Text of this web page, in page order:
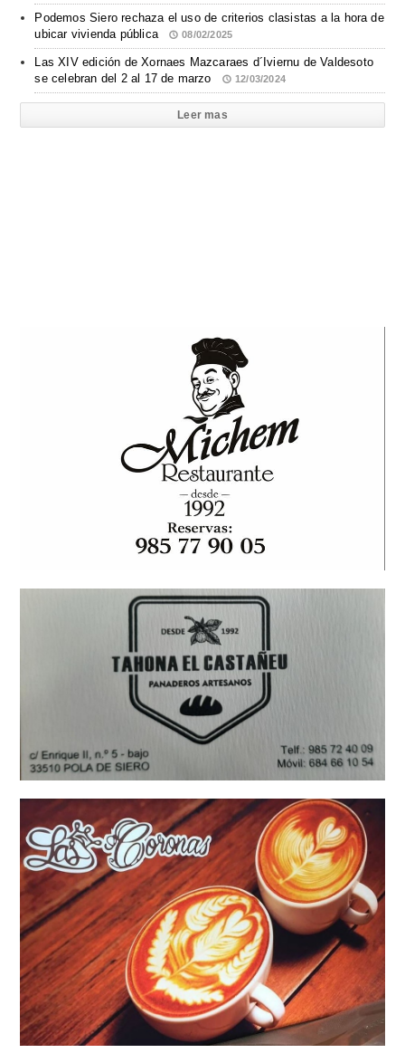
Podemos Siero rechaza el uso de criterios clasistas a la hora de
ubicar vivienda pública
08/02/2025
Las XIV edición de Xornaes Mazcaraes d´Iviernu de Valdesoto
se celebran del 2 al 17 de marzo
12/03/2024
Leer mas